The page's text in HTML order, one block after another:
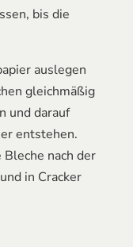
bis die
auslegen
gleichmäßig
und darauf
entstehen.
nach der
in Cracker